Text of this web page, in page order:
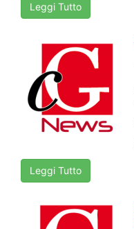
Leggi Tutto
Leggi Tutto